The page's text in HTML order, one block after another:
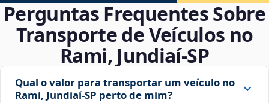
Perguntas Frequentes Sobre
Transporte de Veículos no
Rami, Jundiaí‑SP
Qual o valor para transportar um veículo no
Rami, Jundiaí‑SP perto de mim?